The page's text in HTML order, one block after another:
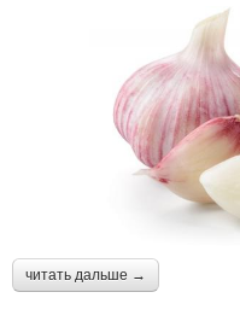
читать дальше →